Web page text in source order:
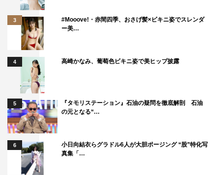
3
#Mooove!・赤間四季、おさげ髪×ビキニ姿でスレンダ
ー美…
4 高崎かなみ、葡萄色ビキニ姿で美ヒップ披露
5
『タモリステーション』石油の疑問を徹底解剖 石油
の元となる“…
6
小日向結衣らグラドル6人が大胆ポージング “股”特化写
真集「…